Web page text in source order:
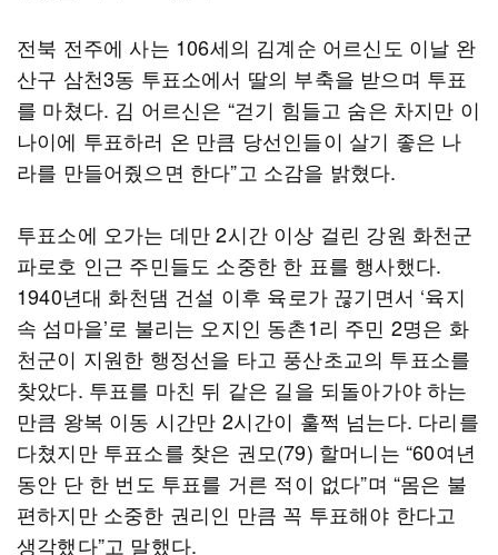
전북 전주에 사는 106세의 김계순 어르신도 이날 완
산구 삼천3동 투표소에서 딸의 부축을 받으며 투표
를 마쳤다. 김 어르신은 “걷기 힘들고 숨은 차지만 이
나이에 투표하러 온 만큼 당선인들이 살기 좋은 나
라를 만들어줬으면 한다”고 소감을 밝혔다.
투표소에 오가는 데만 2시간 이상 걸린 강원 화천군
파로호 인근 주민들도 소중한 한 표를 행사했다.
1940년대 화천댐 건설 이후 육로가 끊기면서 ‘육지
속 섬마을’로 불리는 오지인 동촌1리 주민 2명은 화
천군이 지원한 행정선을 타고 풍산초교의 투표소를
찾았다. 투표를 마친 뒤 같은 길을 되돌아가야 하는
만큼 왕복 이동 시간만 2시간이 훌쩍 넘는다. 다리를
다쳤지만 투표소를 찾은 권모(79) 할머니는 “60여년
동안 단 한 번도 투표를 거른 적이 없다”며 “몸은 불
편하지만 소중한 권리인 만큼 꼭 투표해야 한다고
생각했다”고 말했다.